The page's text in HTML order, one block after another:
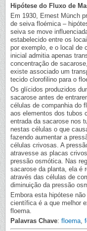
Hipótese do Fluxo de
Em 1930, Ernest Münch
de seiva floémica –
seiva se move
estabelecido entre os
por exemplo, e o local de
inicial admitia apenas
concentração de
existe associado um
tecido clorofilino para o
Os glícidos produzidos
sacarose antes de
células de companhia do
aos elementos dos tubos
entrada da sacarose nos
nestas células o que
fazendo aumentar a
células crivosas. A
atravesse as placas
pressão osmótica. Nas
sacarose da planta, ela é
através das células de
diminuição da pressão
Embora esta hipótese
científica é a que melhor
floema.
Palavras Chave: floema,